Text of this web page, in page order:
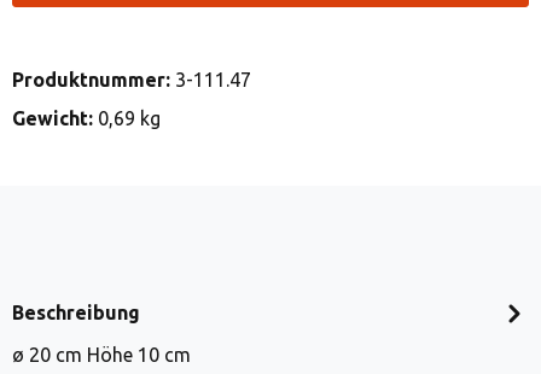
Produktnummer: 3-111.47
Gewicht: 0,69 kg
Beschreibung
ø 20 cm Höhe 10 cm